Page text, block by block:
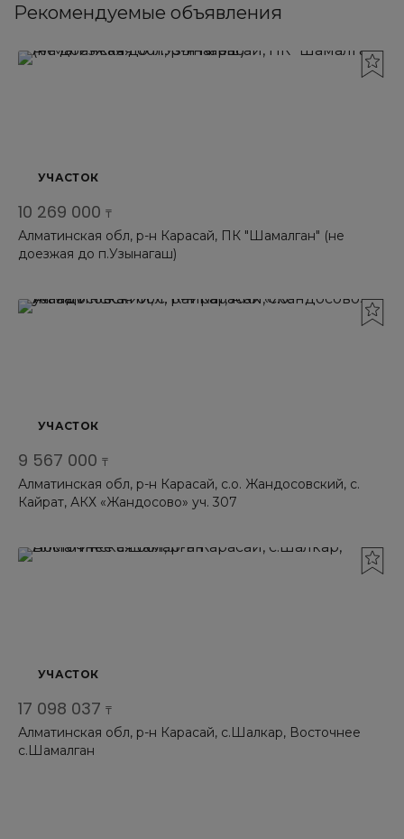
Рекомендуемые объявления
УЧАСТОК
10 269 000 ₸
Алматинская обл, р-н Карасай, ПК "Шамалган" (не
доезжая до п.Узынагаш)
УЧАСТОК
9 567 000 ₸
Алматинская обл, р-н Карасай, с.о. Жандосовский, с.
Кайрат, АКХ «Жандосово» уч. 307
УЧАСТОК
17 098 037 ₸
Алматинская обл, р-н Карасай, с.Шалкар, Восточнее
с.Шамалган